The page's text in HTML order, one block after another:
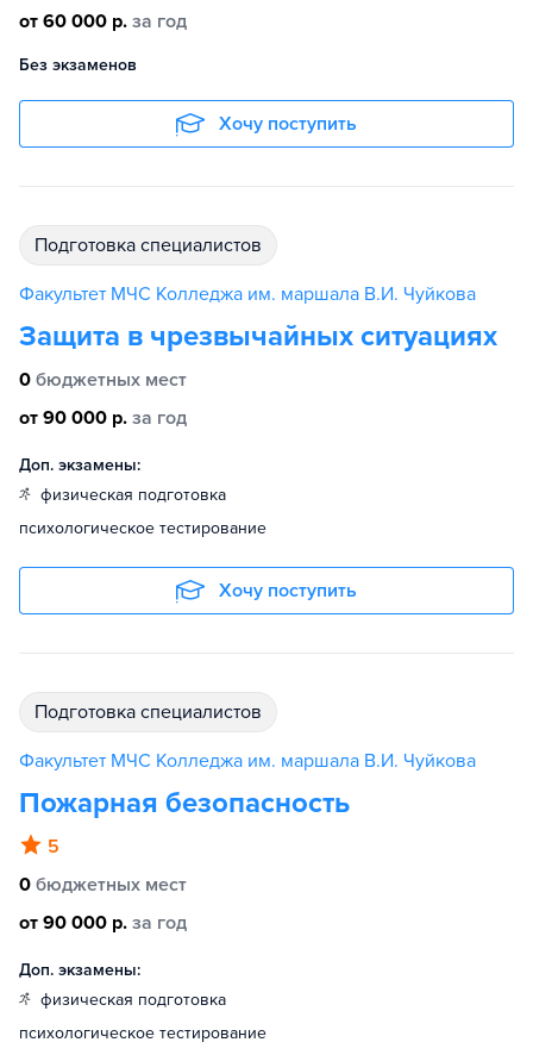
от 60 000 р. за год
Без экзаменов
Хочу поступить
подготовка специалистов
Факультет МЧС Колледжа им. маршала В.И. Чуйкова
Защита в чрезвычайных ситуациях
0 бюджетных мест
от 90 000 р. за год
Доп. экзамены:
физическая подготовка
психологическое тестирование
Хочу поступить
подготовка специалистов
Факультет МЧС Колледжа им. маршала В.И. Чуйкова
Пожарная безопасность
5
0 бюджетных мест
от 90 000 р. за год
Доп. экзамены:
физическая подготовка
психологическое тестирование